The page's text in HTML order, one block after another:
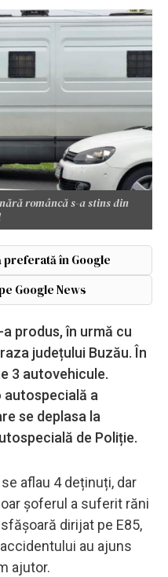
româncă s-a stins din
preferată în Google
Google News
produs, în urmă cu
județului Buzău. În
3 autovehicule.
autospecială a
se deplasa la
de Poliție.
aflau 4 deținuți, dar
șoferul a suferit răni
dirijat pe E85,
au ajuns
ajutor.